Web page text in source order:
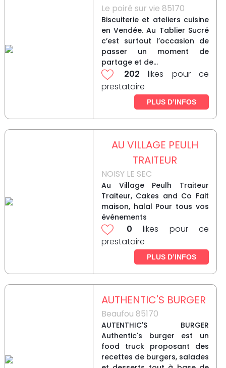
Le poiré sur vie 85170
Biscuiterie et ateliers cuisine
en Vendée. Au Tablier Sucré
c’est surtout l’occasion de
passer un moment de
partage et de...
202 likes pour ce
prestataire
PLUS D’INFOS
AU VILLAGE PEULH
TRAITEUR
NOISY LE SEC
Au Village Peulh Traiteur
Traiteur, Cakes and Co Fait
maison, halal Pour tous vos
événements
0 likes pour ce
prestataire
PLUS D’INFOS
AUTHENTIC'S BURGER
Beaufou 85170
AUTENTHIC'S BURGER
Authentic's burger est un
food truck proposant des
recettes de burgers, salades